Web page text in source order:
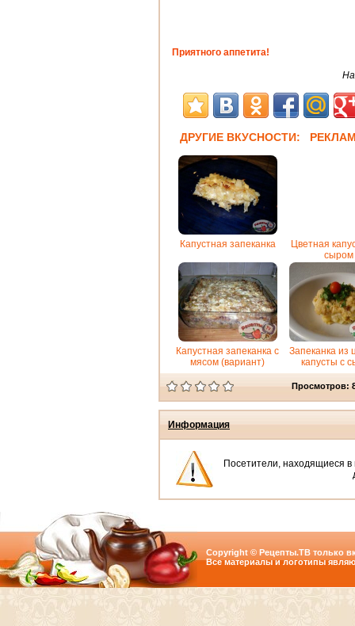
Приятного аппетита!
ДРУГИЕ ВКУСНОСТИ:
Капустная запеканка
Цветная
сыром
Капустная запеканка с
мясом (вариант)
Запеканка из
капусты с
Просмотров:
Информация
Посетители, находящиеся в
Copyright © Рецепты.ТВ только
Все материалы и логотипы